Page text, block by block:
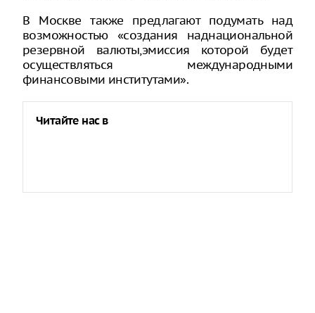
В Москве также предлагают подумать над
возможностью «создания наднациональной
резервной валюты,эмиссия которой будет
осуществляться международными
финансовыми институтами».
Читайте нас в